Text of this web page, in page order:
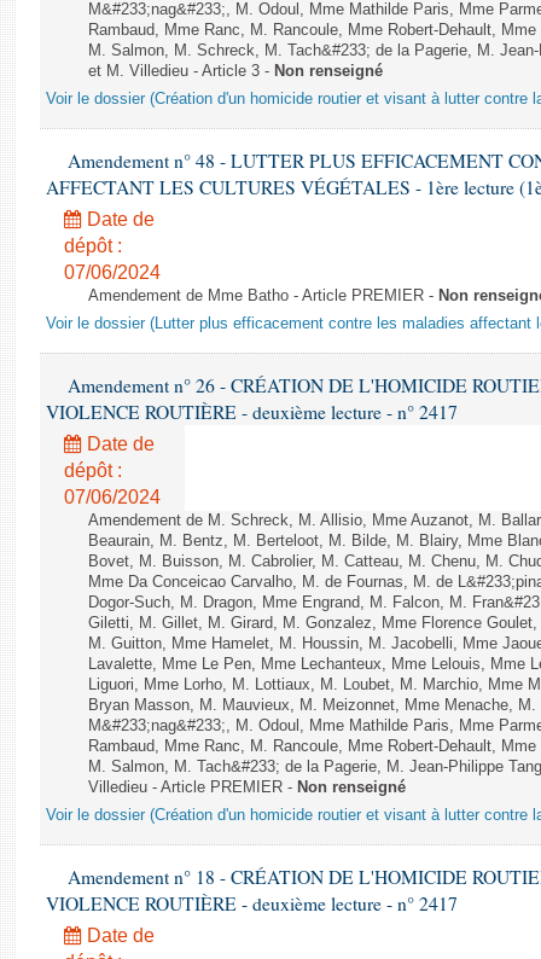
M&#233;nag&#233;, M. Odoul, Mme Mathilde Paris, Mme
Rambaud, Mme Ranc, M. Rancoule, Mme Robert-Dehault,
M. Salmon, M. Schreck, M. Tach&#233; de la Pagerie, M.
et M. Villedieu - Article 3 - Non renseigné
Voir le dossier (Création d'un homicide routier et visant à lutter contre
Amendement n° 48 - LUTTER PLUS EFFICACEMENT
AFFECTANT LES CULTURES VÉGÉTALES - 1ère lecture
Date de
dépôt :
07/06/2024
Amendement de Mme Batho - Article PREMIER - Non
Voir le dossier (Lutter plus efficacement contre les maladies affectant
Amendement n° 26 - CRÉATION DE L'HOMICIDE
VIOLENCE ROUTIÈRE - deuxième lecture - n° 2417
Date de
dépôt :
07/06/2024
Amendement de M. Schreck, M. Allisio, Mme Auzanot, M.
Beaurain, M. Bentz, M. Berteloot, M. Bilde, M. Blairy, Mme
Bovet, M. Buisson, M. Cabrolier, M. Catteau, M. Chenu, M.
Mme Da Conceicao Carvalho, M. de Fournas, M. de
Dogor-Such, M. Dragon, Mme Engrand, M. Falcon, M.
Giletti, M. Gillet, M. Girard, M. Gonzalez, Mme Florence
M. Guitton, Mme Hamelet, M. Houssin, M. Jacobelli, Mme
Lavalette, Mme Le Pen, Mme Lechanteux, Mme Lelouis, Mme
Liguori, Mme Lorho, M. Lottiaux, M. Loubet, M. Marchio, Mme
Bryan Masson, M. Mauvieux, M. Meizonnet, Mme Menache,
M&#233;nag&#233;, M. Odoul, Mme Mathilde Paris, Mme
Rambaud, Mme Ranc, M. Rancoule, Mme Robert-Dehault,
M. Salmon, M. Tach&#233; de la Pagerie, M. Jean-Philippe
Villedieu - Article PREMIER - Non renseigné
Voir le dossier (Création d'un homicide routier et visant à lutter contre
Amendement n° 18 - CRÉATION DE L'HOMICIDE
VIOLENCE ROUTIÈRE - deuxième lecture - n° 2417
Date de